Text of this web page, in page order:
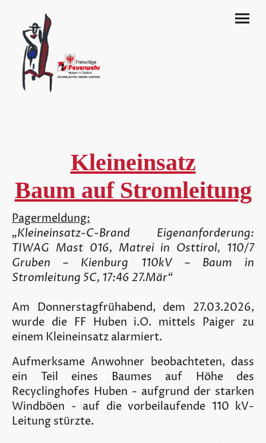
Kleineinsatz
Baum auf Stromleitung
Pagermeldung:
„Kleineinsatz-C-Brand Eigenanforderung:
TIWAG Mast 016, Matrei in Osttirol, 110/7
Gruben – Kienburg 110kV – Baum in
Stromleitung 5C, 17:46 27.Mär“
Am Donnerstagfrühabend, dem 27.03.2026,
wurde die FF Huben i.O. mittels Paiger zu
einem Kleineinsatz alarmiert.
Aufmerksame Anwohner beobachteten, dass
ein Teil eines Baumes auf Höhe des
Recyclinghofes Huben - aufgrund der starken
Windböen - auf die vorbeilaufende 110 kV-
Leitung stürzte.